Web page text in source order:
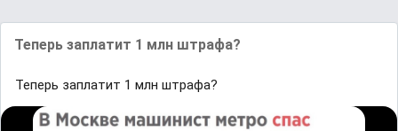
Теперь заплатит 1 млн штрафа?
Теперь заплатит 1 млн штрафа?